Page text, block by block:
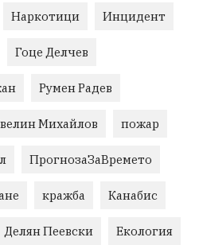
Наркотици Инцидент
Гоце Делчев
Румен Радев
Михайлов пожар
ПрогнозаЗаВремето
кражба Канабис
Делян Пеевски Екология